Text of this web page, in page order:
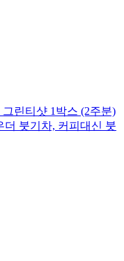
린티샷 1박스 (2주분)
더 붓기차, 커피대신 붓